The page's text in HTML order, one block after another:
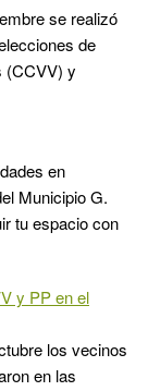
se realizó
de
(CCVV) y
en
Municipio G.
tu espacio con
y PP en el
los vecinos
en las